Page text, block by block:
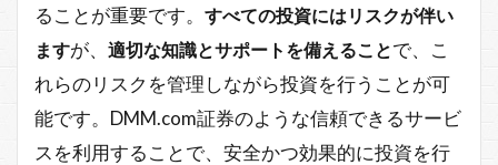
ることが重要です。 すべての投資にはリスクが伴い
ますが、 適切な知識とサポートを備えることで、こ
れらのリスクを管理しながら投資を行うことが可
能です。DMM.com証券のような信頼できるサービ
スを利用することで、安全かつ効果的に投資を行